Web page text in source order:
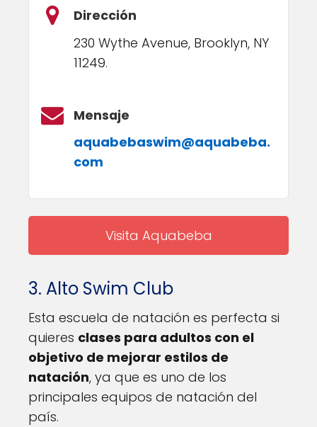
Dirección
230 Wythe Avenue, Brooklyn, NY
11249.
Mensaje
aquabebaswim@aquabeba.
com
Visita Aquabeba
3. Alto Swim Club
Esta escuela de natación es perfecta si
quieres clases para adultos con el
objetivo de mejorar estilos de
natación, ya que es uno de los
principales equipos de natación del
país.